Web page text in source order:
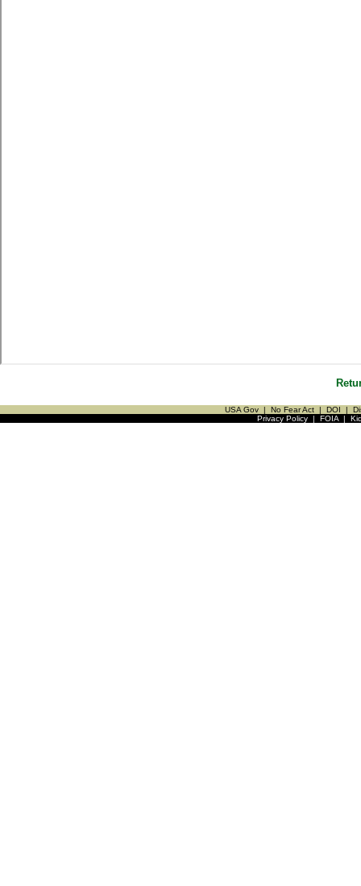
USA Gov | No Fear Act | DOI |
Privacy Policy| FOIA|